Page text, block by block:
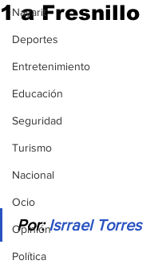
Nayarit
Deportes
Entretenimiento
Educación
Seguridad
Turismo
Nacional
Ocio
Opinión
Política
1 a Fresnillo
Por: Isrrael Torres